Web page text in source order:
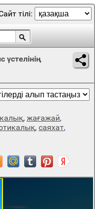
тілі:
, жағажай,
, саяхат,